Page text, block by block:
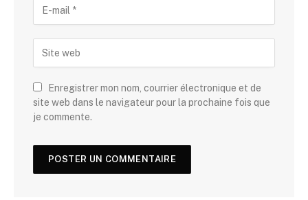
Enregistrer mon nom, courrier électronique et de
site web dans le navigateur pour la prochaine fois que
je commente.